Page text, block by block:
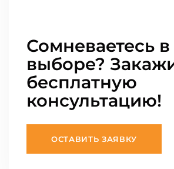
Сомневаетесь в
выборе?
бесплатную
консультацию!
ОСТАВИТЬ ЗАЯВКУ